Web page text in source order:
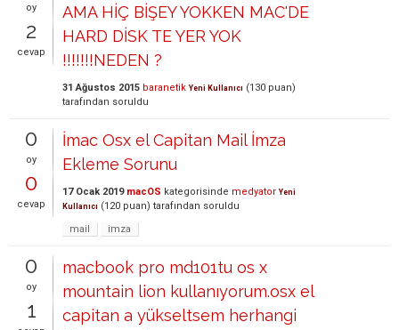
oy
2
cevap
AMA HİÇ BİŞEY YOKKEN MAC'DE
HARD DİSK TE YER YOK
!!!!!!!NEDEN ?
31 Ağustos 2015 baranetik Yeni Kullanıcı (130 puan)
tarafından soruldu
0
oy
0
cevap
İmac Osx el Capitan Mail İmza
Ekleme Sorunu
17 Ocak 2019 macOS kategorisinde medyator Yeni
Kullanıcı (120 puan) tarafından soruldu
mail
imza
0
oy
1
macbook pro md101tu os x
mountain lion kullanıyorum.osx el
capitan a yükseltsem herhangi